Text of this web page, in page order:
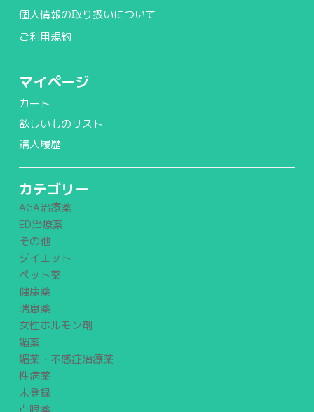
個人情報の取り扱いについて
ご利用規約
マイページ
カート
欲しいものリスト
購入履歴
カテゴリー
AGA治療薬
ED治療薬
その他
ダイエット
ペット薬
健康薬
喘息薬
女性ホルモン剤
媚薬
媚薬・不感症治療薬
性病薬
未登録